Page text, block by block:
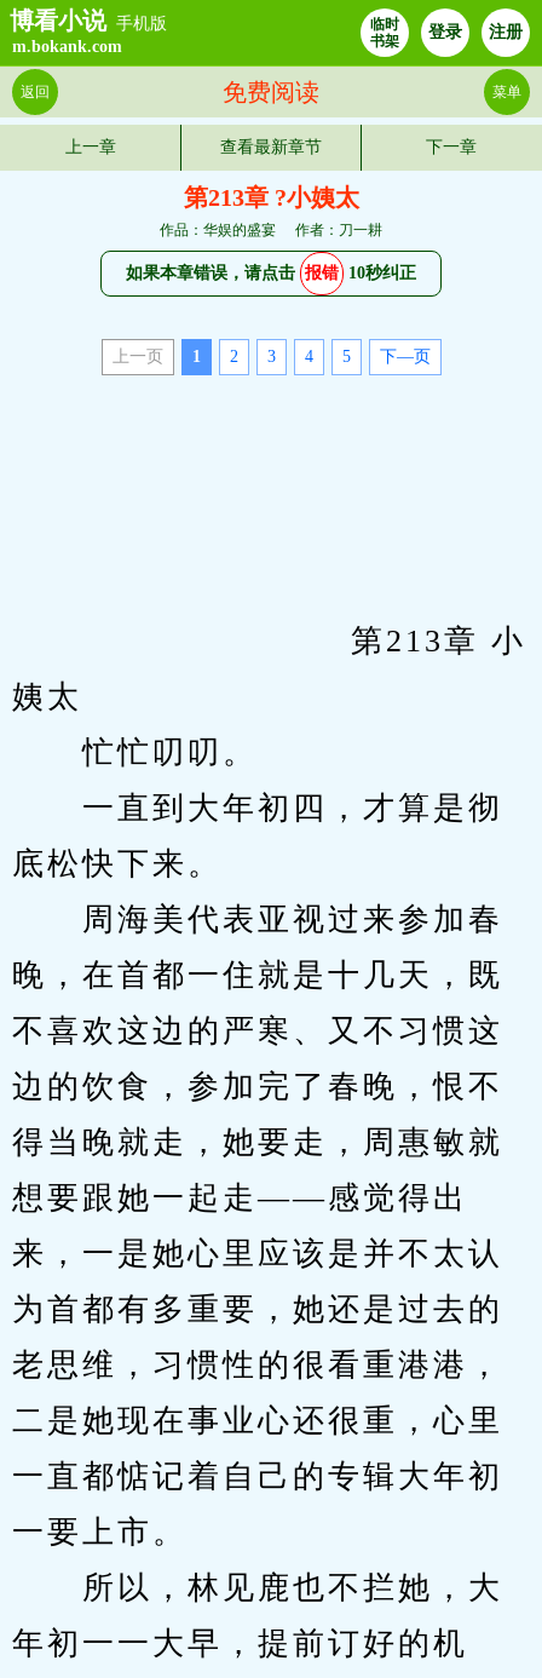
博看小说 手机版
m.bokank.com
临时
书架
登录 注册
免费阅读
返回 菜单
上一章 查看最新章节 下一章
第213章 ?小姨太
作品：华娱的盛宴 作者：刀一耕
如果本章错误，请点击 报错 10秒纠正
上一页 1 2 3 4 5 下—页
姨太
忙忙叨叨。
一直到大年初四，才算是彻
底松快下来。
周海美代表亚视过来参加春
晚，在首都一住就是十几天，既
不喜欢这边的严寒、又不习惯这
边的饮食，参加完了春晚，恨不
得当晚就走，她要走，周惠敏就
想要跟她一起走——感觉得出
来，一是她心里应该是并不太认
为首都有多重要，她还是过去的
老思维，习惯性的很看重港港，
二是她现在事业心还很重，心里
一直都惦记着自己的专辑大年初
一要上市。
所以，林见鹿也不拦她，大
年初一一大早，提前订好的机